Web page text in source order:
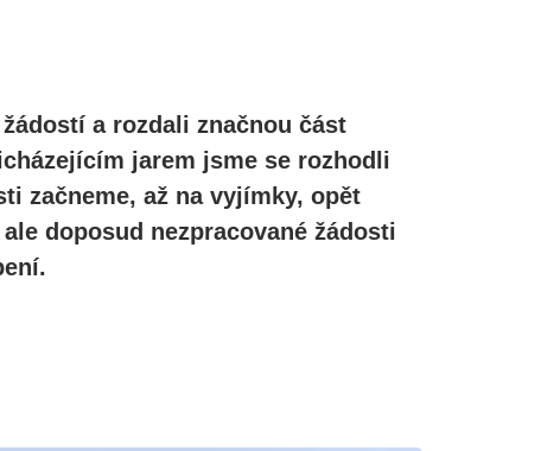
a rozdali značnou část
jarem jsme se rozhodli
začneme, až na vyjímky, opět
doposud nezpracované žádosti